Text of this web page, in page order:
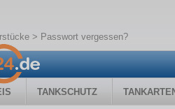
> Passwort vergessen?
TANKSCHUTZ